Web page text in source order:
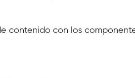
contenido con los